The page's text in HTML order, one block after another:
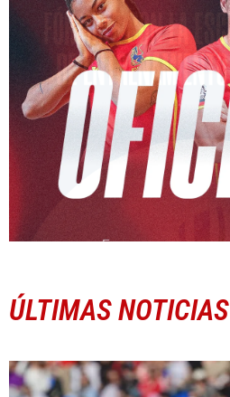
ÚLTIMAS NOTICIAS